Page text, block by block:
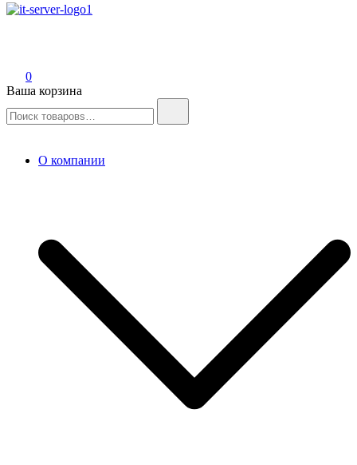
0
Ваша корзина
О компании